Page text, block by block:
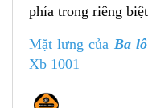
phía trong riêng
Mặt lưng của Ba
Xb 1001